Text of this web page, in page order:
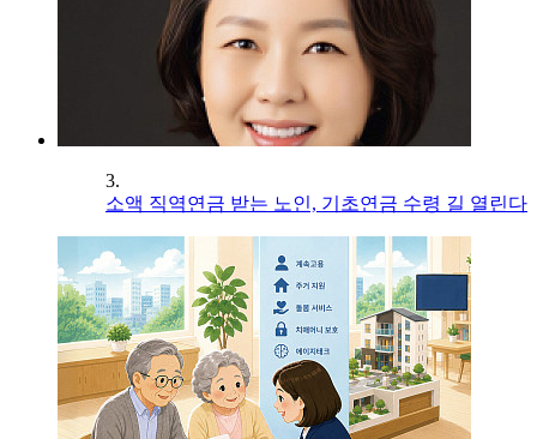
3.
소액 직역연금 받는 노인, 기초연금 수령 길 열린다